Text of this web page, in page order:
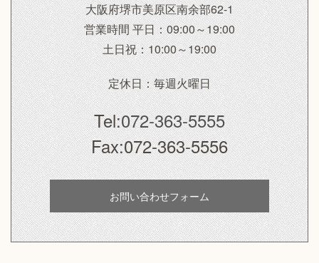
大阪府堺市美原区南余部62-1
営業時間 平日：09:00～19:00
土日祝：10:00～19:00
定休日：毎週火曜日
Tel:072-363-5555
Fax:072-363-5556
お問い合わせフォーム